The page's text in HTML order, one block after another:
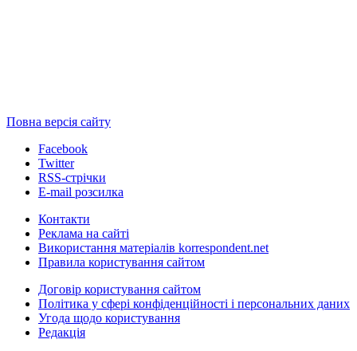
Повна версія сайту
Facebook
Twitter
RSS-стрічки
E-mail розсилка
Контакти
Реклама на сайті
Використання матеріалів korrespondent.net
Правила користування сайтом
Договір користування сайтом
Політика у сфері конфіденційності і персональних даних
Угода щодо користування
Редакція